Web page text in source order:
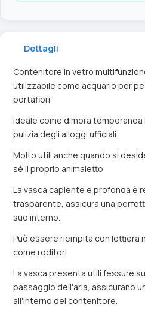
Dettagli
Contenitore in vetro
utilizzabile come acquario per
portafiori
ideale come dimora
pulizia degli alloggi ufficiali.
Molto utili anche quando si
sé il proprio animaletto
La vasca capiente e profonda è
trasparente, assicura una
suo interno.
Può essere riempita con lettiera
come roditori
La vasca presenta utili fessure
passaggio dell'aria, assicurano
all'interno del contenitore.